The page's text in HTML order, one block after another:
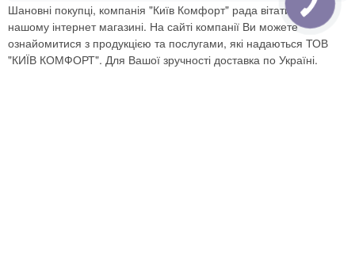
Шановні покупці, компанія "Київ Комфорт" рада вітати Вас в
нашому інтернет магазині. На сайті компанії Ви можете
ознайомитися з продукцією та послугами, які надаються ТОВ
"КИЇВ КОМФОРТ". Для Вашої зручності доставка по Україні.